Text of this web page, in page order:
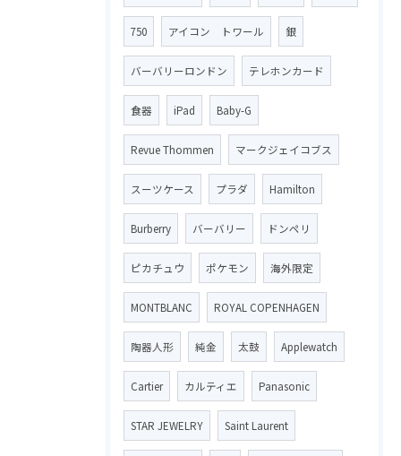
750 アイコン トワール 銀
バーバリーロンドン テレホンカード
食器 iPad Baby-G
Revue Thommen マークジェイコブス
スーツケース プラダ Hamilton
Burberry バーバリー ドンペリ
ピカチュウ ポケモン 海外限定
MONTBLANC ROYAL COPENHAGEN
陶器人形 純金 太鼓 Applewatch
Cartier カルティエ Panasonic
STAR JEWELRY Saint Laurent